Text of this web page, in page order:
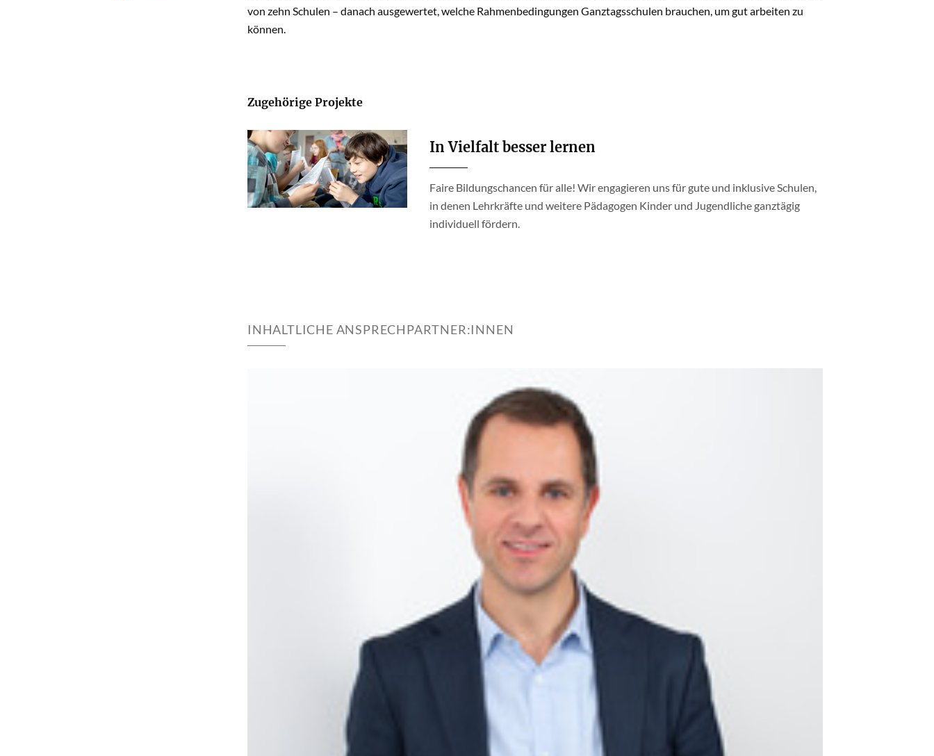
von zehn Schulen – danach ausgewertet, welche Rahmenbedingungen Ganztagsschulen brauchen, um gut arbeiten zu
können.
Zugehörige Projekte
In Vielfalt besser lernen
Faire Bildungschancen für alle! Wir engagieren uns für gute und inklusive Schulen,
in denen Lehrkräfte und weitere Pädagogen Kinder und Jugendliche ganztägig
individuell fördern.
INHALTLICHE ANSPRECHPARTNER:INNEN